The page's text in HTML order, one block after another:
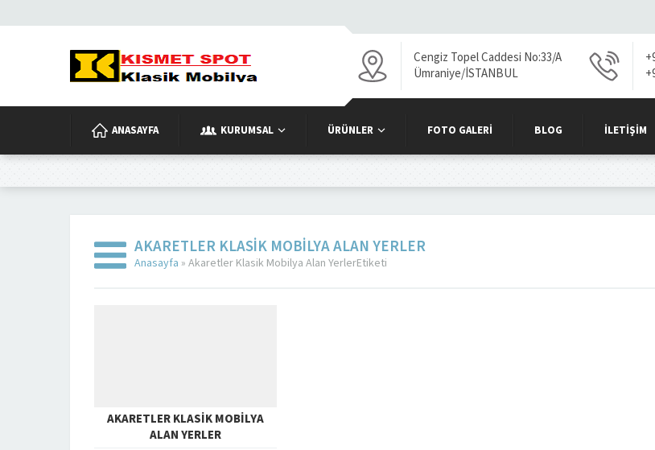
Cengiz Topel Caddesi No:33/A
Ümraniye/İSTANBUL
ANASAYFA KURUMSAL ÜRÜNLER FOTO GALERI BLOG İLETIŞIM
AKARETLER KLASIK MOBILYA ALAN YERLER
Anasayfa » Akaretler Klasik Mobilya Alan YerlerEtiketi
AKARETLER KLASIK MOBILYA
ALAN YERLER